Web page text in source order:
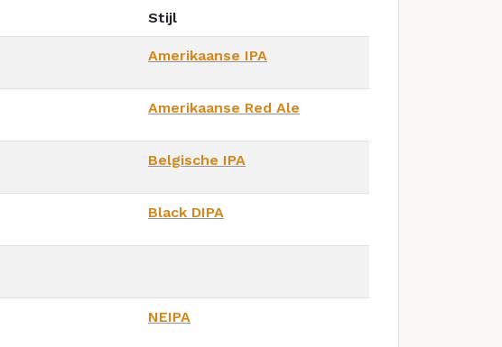
Stijl
Amerikaanse IPA
Amerikaanse Red Ale
Belgische IPA
Black DIPA
NEIPA